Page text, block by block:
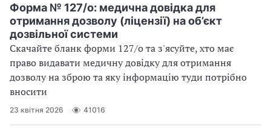
Форма № 127/о: медична довідка для
отримання дозволу (ліцензії) на об’єкт
дозвільної системи
Скачайте бланк форми 127/о та з'ясуйте, хто має
право видавати медичну довідку для отримання
дозволу на зброю та яку інформацію туди потрібно
вносити
23 квітня 2026 41016